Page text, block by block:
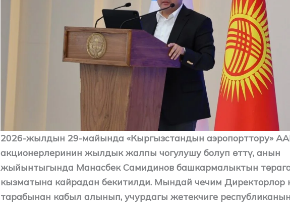
2026-жылдын 29-майында «Кыргызстандын аэропорттору»
акционерлеринин жылдык жалпы чогулушу болуп өттү, анын
жыйынтыгында Манасбек Самидинов башкармалыктын
кызматына кайрадан бекитилди. Мындай чечим Директорлор
тарабынан кабыл алынып, учурдагы жетекчиге республиканын